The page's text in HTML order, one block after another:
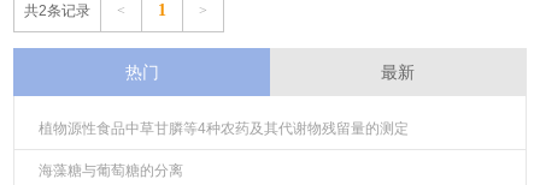
共2条记录 < 1 >
热门 最新
植物源性食品中草甘膦等4种农药及其代谢物残留量的测定
海藻糖与葡萄糖的分离